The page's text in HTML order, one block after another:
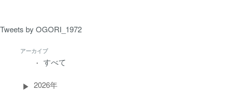
Tweets by OGORI_1972
アーカイブ
すべて
2026年